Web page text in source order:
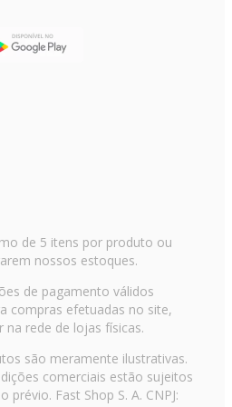
e produção no Brasil, é um dos
domésticas do Brasil. Localizado na
domésticas.
de 5 itens por produto ou
nossos estoques.
de pagamento válidos
compras efetuadas no site,
na rede de lojas físicas.
são meramente ilustrativas.
comerciais estão sujeitos
prévio. Fast Shop S. A. CNPJ: